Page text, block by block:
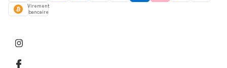
Virement
bancaire